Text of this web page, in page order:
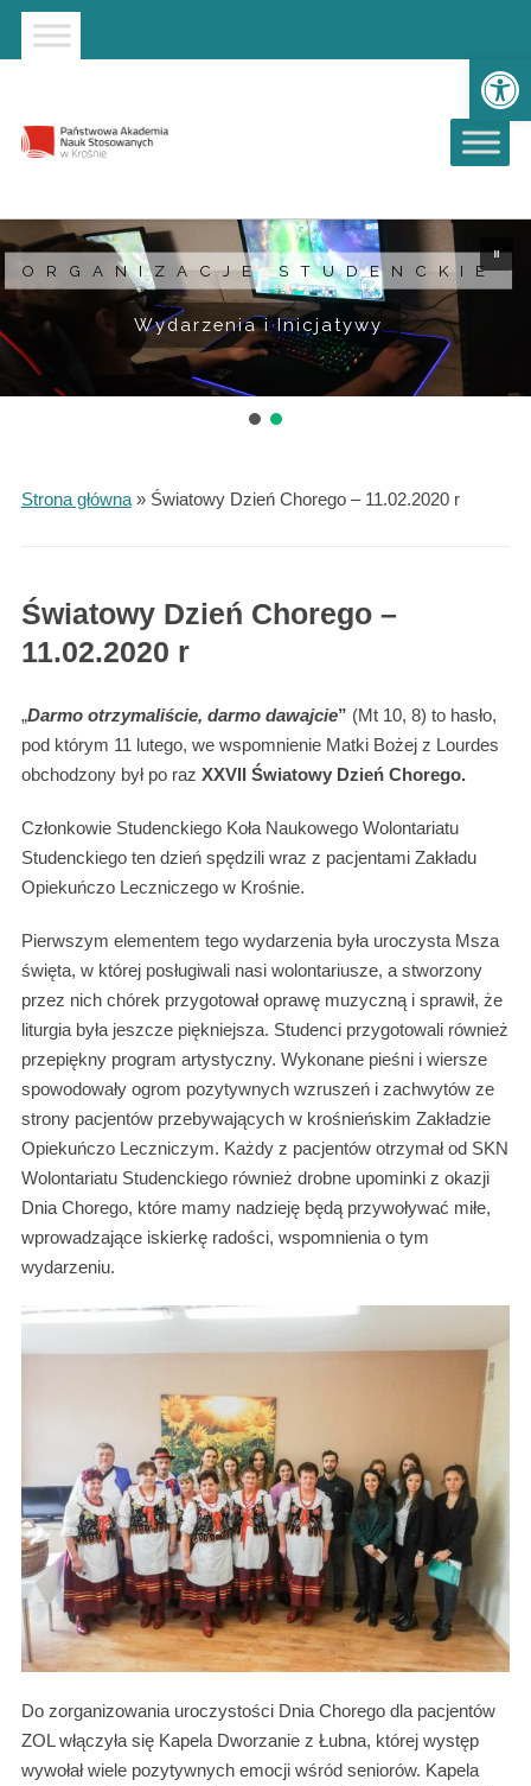
Strona główna
Przejdź do wyszukiwarki
Przejdź do menu głównego
ORGANIZACJE STUDENCKIE
Wydarzenia i Inicjatywy
Strona główna» Światowy Dzień Chorego – 11.02.2020 r
Światowy Dzień Chorego –
11.02.2020 r
„Darmo otrzymaliście, darmo dawajcie” (Mt 10, 8) to hasło,
pod którym 11 lutego, we wspomnienie Matki Bożej z Lourdes
obchodzony był po raz XXVII Światowy Dzień Chorego.
Członkowie Studenckiego Koła Naukowego Wolontariatu
Studenckiego ten dzień spędzili wraz z pacjentami Zakładu
Opiekuńczo Leczniczego w Krośnie.
Pierwszym elementem tego wydarzenia była uroczysta Msza
święta, w której posługiwali nasi wolontariusze, a stworzony
przez nich chórek przygotował oprawę muzyczną i sprawił, że
liturgia była jeszcze piękniejsza. Studenci przygotowali również
przepiękny program artystyczny. Wykonane pieśni i wiersze
spowodowały ogrom pozytywnych wzruszeń i zachwytów ze
strony pacjentów przebywających w krośnieńskim Zakładzie
Opiekuńczo Leczniczym. Każdy z pacjentów otrzymał od SKN
Wolontariatu Studenckiego również drobne upominki z okazji
Dnia Chorego, które mamy nadzieję będą przywoływać miłe,
wprowadzające iskierkę radości, wspomnienia o tym
wydarzeniu.
Do zorganizowania uroczystości Dnia Chorego dla pacjentów
ZOL włączyła się Kapela Dworzanie z Łubna, której występ
wywołał wiele pozytywnych emocji wśród seniorów. Kapela